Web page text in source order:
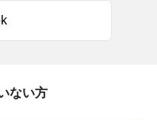
ない方